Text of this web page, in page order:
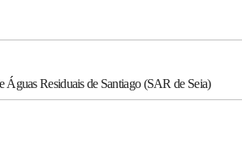
Águas Residuais de Santiago (SAR de Seia)